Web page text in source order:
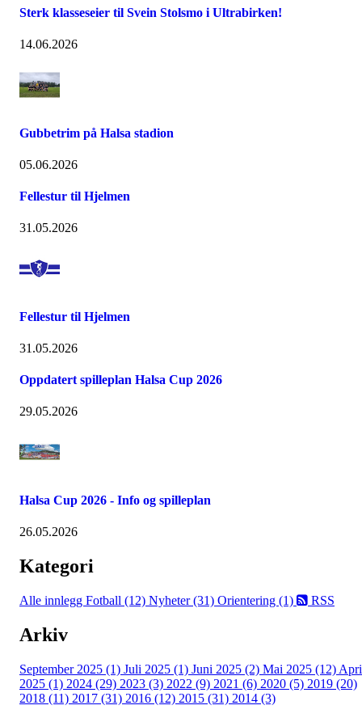
Sterk klasseseier til Svein Stolsmo i Ultrabirken!
14.06.2026
Gubbetrim på Halsa stadion
05.06.2026
Fellestur til Hjelmen
31.05.2026
Fellestur til Hjelmen
31.05.2026
Oppdatert spilleplan Halsa Cup 2026
29.05.2026
Halsa Cup 2026 - Info og spilleplan
26.05.2026
Kategori
Alle innlegg Fotball (12) Nyheter (31) Orientering (1) RSS
Arkiv
September 2025 (1) Juli 2025 (1) Juni 2025 (2) Mai 2025 (12)
2025 (1) 2024 (29) 2023 (3) 2022 (9) 2021 (6) 2020 (5) 2019 (20)
2018 (11) 2017 (31) 2016 (12) 2015 (31) 2014 (3)